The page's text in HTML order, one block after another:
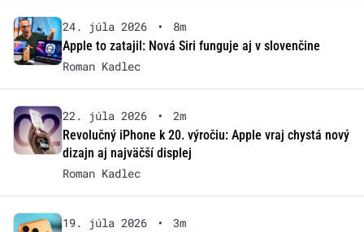
24. júla 2026 •
8m
Apple to zatajil: Nová Siri funguje aj v slovenčine
Roman Kadlec
22. júla 2026 •
2m
Revolučný iPhone k 20. výročiu: Apple vraj chystá nový
dizajn aj najväčší displej
Roman Kadlec
19. júla 2026 •
3m